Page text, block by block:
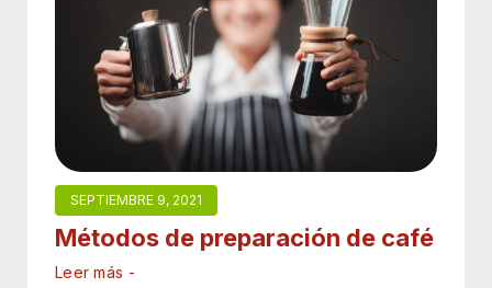
SEPTIEMBRE 9, 2021
Métodos de preparación de café
Leer más -